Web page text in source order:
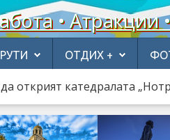
• Атракции
ОТДИХ +
открият катедралата